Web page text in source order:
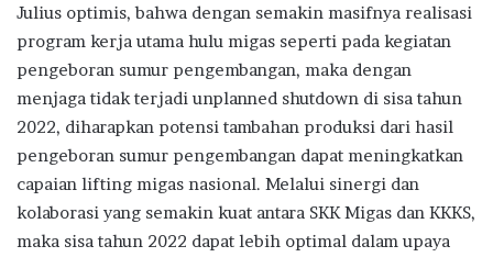
Julius optimis, bahwa dengan semakin masifnya realisasi
program kerja utama hulu migas seperti pada kegiatan
pengeboran sumur pengembangan, maka dengan
menjaga tidak terjadi unplanned shutdown di sisa tahun
2022, diharapkan potensi tambahan produksi dari hasil
pengeboran sumur pengembangan dapat meningkatkan
capaian lifting migas nasional. Melalui sinergi dan
kolaborasi yang semakin kuat antara SKK Migas dan KKKS,
maka sisa tahun 2022 dapat lebih optimal dalam upaya